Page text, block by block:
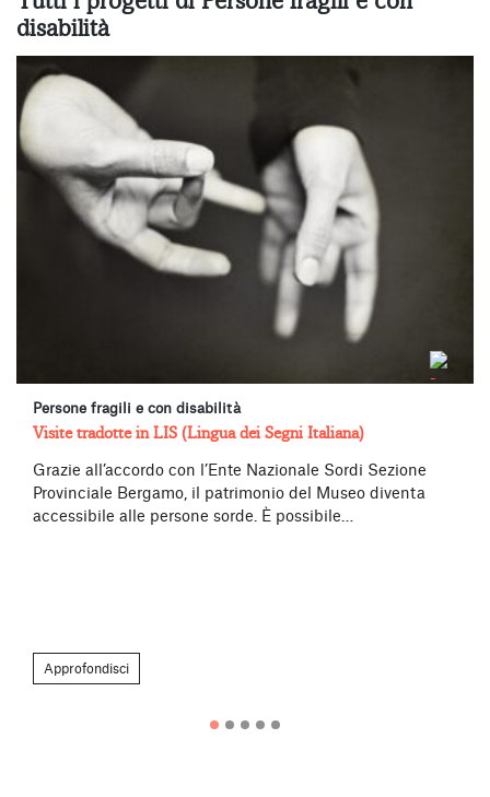
disabilità
Persone fragili e con disabilità
Visite tradotte in LIS (Lingua dei Segni Italiana)
Grazie all’accordo con l’Ente Nazionale Sordi Sezione
Provinciale Bergamo, il patrimonio del Museo diventa
accessibile alle persone sorde. È possibile…
Approfondisci